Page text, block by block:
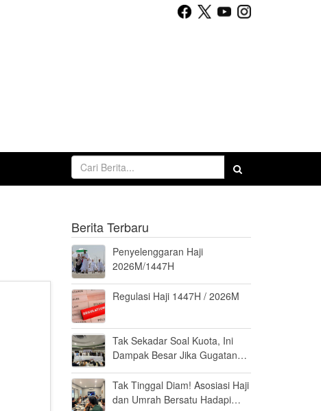
Berita Terbaru
Penyelenggaran Haji
2026M/1447H
Regulasi Haji 1447H / 2026M
Tak Sekadar Soal Kuota, Ini
Dampak Besar Jika Gugatan
Tak Tinggal Diam! Asosiasi Haji
dan Umrah Bersatu Hadapi